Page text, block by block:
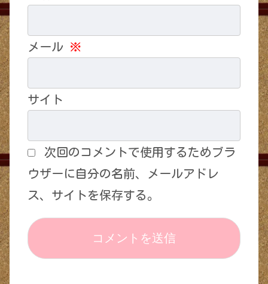
メール ※
サイト
次回のコメントで使用するためブラ
ウザーに自分の名前、メールアドレ
ス、サイトを保存する。